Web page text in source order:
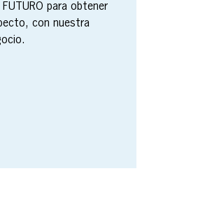
para obtener
con nuestra